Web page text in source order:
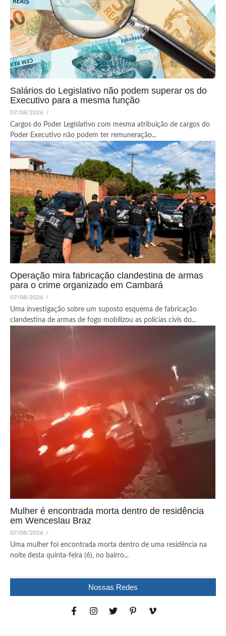
Salários do Legislativo não podem superar os do
Executivo para a mesma função
07/08/2026 /
Cargos do Poder Legislativo com mesma atribuição de cargos do
Poder Executivo não podem ter remuneração...
Operação mira fabricação clandestina de armas
para o crime organizado em Cambará
07/08/2026 /
Uma investigação sobre um suposto esquema de fabricação
clandestina de armas de fogo mobilizou as polícias civis do...
Mulher é encontrada morta dentro de residência
em Wenceslau Braz
07/08/2026 /
Uma mulher foi encontrada morta dentro de uma residência na
noite desta quinta-feira (6), no bairro...
Nossas Redes